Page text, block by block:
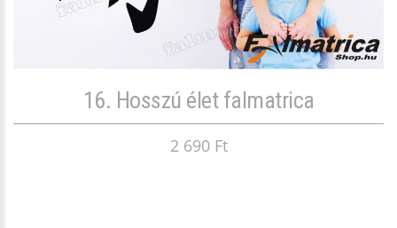
16. Hosszú élet falmatrica
2 690 Ft